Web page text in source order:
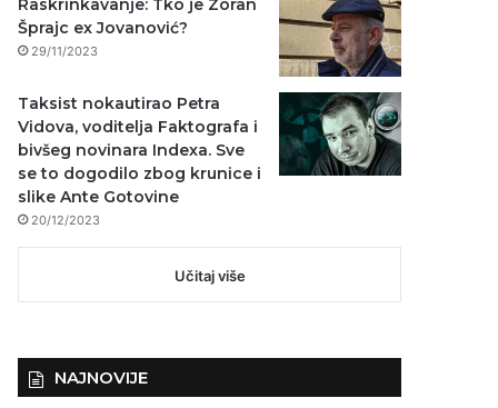
Raskrinkavanje: Tko je Zoran
Šprajc ex Jovanović?
29/11/2023
Taksist nokautirao Petra
Vidova, voditelja Faktografa i
bivšeg novinara Indexa. Sve
se to dogodilo zbog krunice i
slike Ante Gotovine
20/12/2023
Učitaj više
NAJNOVIJE